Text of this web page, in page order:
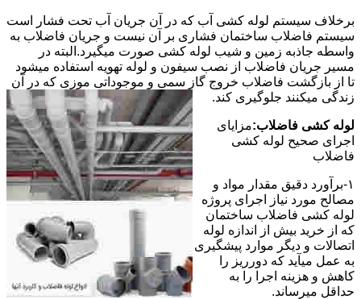
برخلاف سیستم لوله کشی آب که در آن جریان آب تحت فشار است
سیستم فاضلاب ساختمان فشاری بر آن نیست و جریان فاضلاب به
واسطه جاذبه زمین و شیب لوله کشی صورت میگیرد.البته در
مسیر جریان فاضلاب از نصب سیفون و لوله تهویه استفاده میشود
تا از بازگشت فاضلاب خروج گاز سمی و موجوداتی موزی که در آن
زندگی میکنند جلوگیری کند.
لوله کشی فاضلاب:مزایای
اجرای صحیح لوله کشی
فاضلاب
۱-برآورد دقیق مقدار مواد و
مصالح مورد نیاز اجرای پروژه
لوله کشی فاضلاب ساختمان
که از خرید بیش از اندازه لوله
اتصالات و دیگر موارد پیشگیری
به عمل میآید که دورریز را
کاهش و هزینه اجرا را به
حداقل میرساند.